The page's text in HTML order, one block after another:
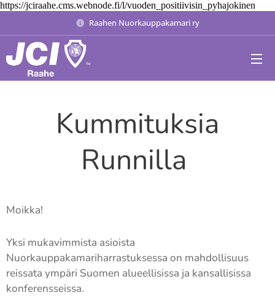
https://jciraahe.cms.webnode.fi/l/vuoden_positiivisin_pyhajokinen
Raahen Nuorkauppakamari ry
Kummituksia
Runnilla
Moikka!
Yksi mukavimmista asioista
Nuorkauppakamariharrastuksessa on mahdollisuus
reissata ympäri Suomen alueellisissa ja kansallisissa
konferensseissa.